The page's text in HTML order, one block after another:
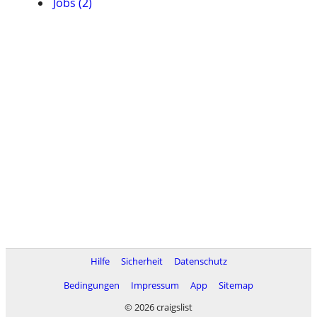
Hilfe Sicherheit
Datenschutz
Bedingungen
Impressum App
Sitemap
© 2026 craigslist